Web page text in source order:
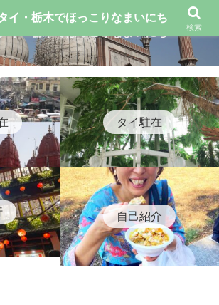
タイ駐在
自己紹介
イ・栃木でほっこりなまいにち
検索